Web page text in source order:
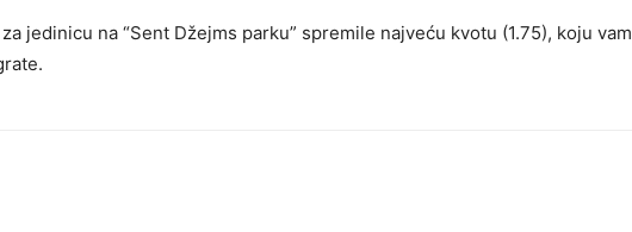
jedinicu na “Sent Džejms parku” spremile najveću kvotu (1.75), koju vam